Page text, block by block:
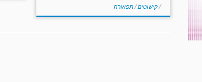
/קישוטים/תפאורה